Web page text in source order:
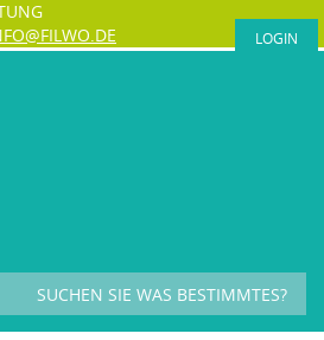
LOGIN